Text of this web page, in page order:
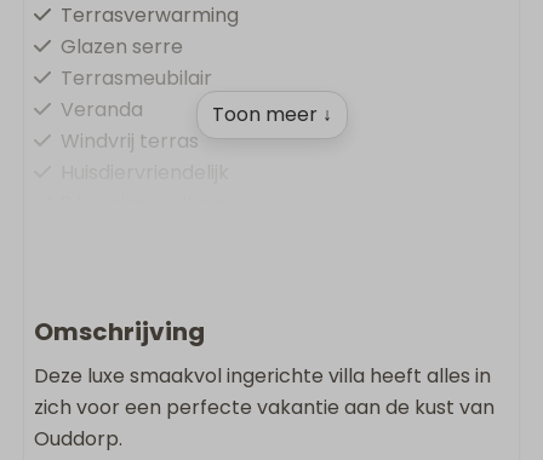
Terrasverwarming
Glazen serre
Terrasmeubilair
Veranda
Windvrij terras
Oplaadpunt op vakantiepark
Vloerverwarming
Airconditioning
Gratis Wifi
Rookvrij
Toon meer ↓
Omschrijving
Deze luxe smaakvol ingerichte villa heeft alles in
zich voor een perfecte vakantie aan de kust van
Ouddorp.